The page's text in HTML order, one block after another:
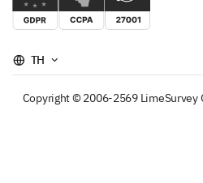
TH
Copyright © 2006-2569 LimeSurvey